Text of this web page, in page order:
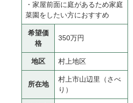
・家屋前面に庭があるため家庭
菜園をしたい方におすすめ
希望価
格
350万円
地区 村上地区
所在地
村上市山辺里（さべ
り）